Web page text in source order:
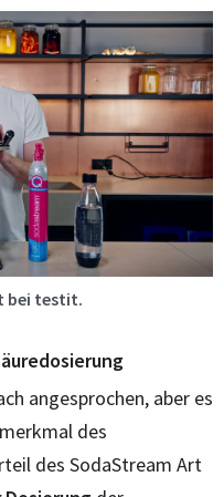
bei testit.
angesprochen, aber es
des
des SodaStream Art